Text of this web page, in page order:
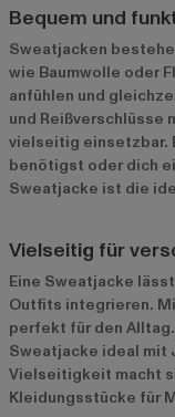
Bequem und
Sweatjacken
wie Baumwolle oder
anfühlen und
und Reißverschlüsse
vielseitig einsetzbar.
benötigst oder dich
Sweatjacke ist die
Vielseitig für
Eine Sweatjacke
Outfits integrieren.
perfekt für den
Sweatjacke ideal mit
Vielseitigkeit macht
Kleidungsstücke für